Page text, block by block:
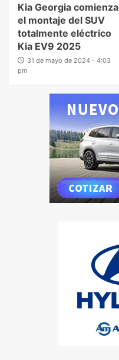
Kia Georgia comienza
el montaje del SUV
totalmente eléctrico
Kia EV9 2025
31 de mayo de 2024 - 4:03
pm